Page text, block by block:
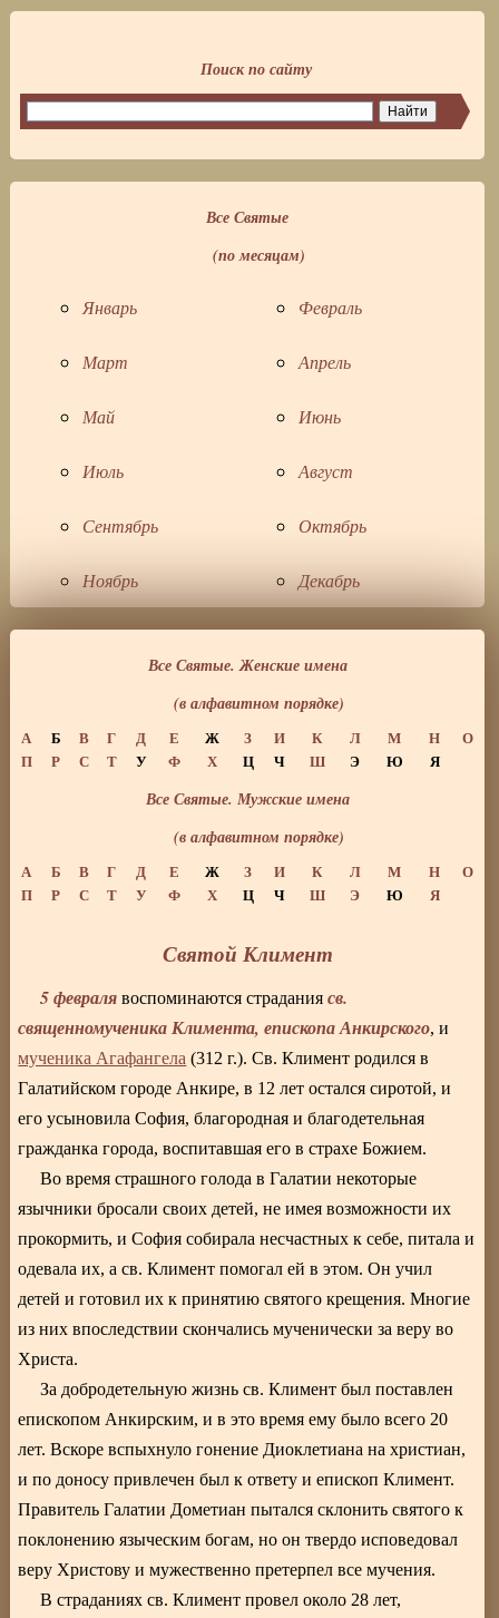
Все Святые
(по месяцам)
Январь Февраль
Март Апрель
Май Июнь
Июль Август
Сентябрь Октябрь
Ноябрь Декабрь
Все Святые. Женские имена
(в алфавитном порядке)
А Б В Г Д Е Ж З И К Л М Н
О
П
Р С Т У Ф Х Ц Ч Ш Э Ю Я
Все Святые. Мужские имена
(в алфавитном порядке)
А Б В Г Д Е Ж З И К Л М Н
О
П
Р С Т У Ф Х Ц Ч Ш Э Ю Я
Святой Климент
5 февраля воспоминаются страданиясв.
священномученика Климента, епископа Анкирского, и
мученика Агафангела (312 г.). Св. Климент родился в
Галатийском городе Анкире, в 12 лет остался сиротой, и
его усыновила София, благородная и благодетельная
гражданка города, воспитавшая его в страхе Божием.
Во время страшного голода в Галатии некоторые
язычники бросали своих детей, не имея возможности их
прокормить, и София собирала несчастных к себе, питала и
одевала их, а св. Климент помогал ей в этом. Он учил
детей и готовил их к принятию святого крещения. Многие
из них впоследствии скончались мученически за веру во
Христа.
За добродетельную жизнь св. Климент был поставлен
епископом Анкирским, и в это время ему было всего 20
лет. Вскоре вспыхнуло гонение Диоклетиана на христиан,
и по доносу привлечен был к ответу и епископ Климент.
Правитель Галатии Дометиан пытался склонить святого к
поклонению языческим богам, но он твердо исповедовал
веру Христову и мужественно претерпел все мучения.
В страданиях св. Климент провел около 28 лет,
Поиск по сайту